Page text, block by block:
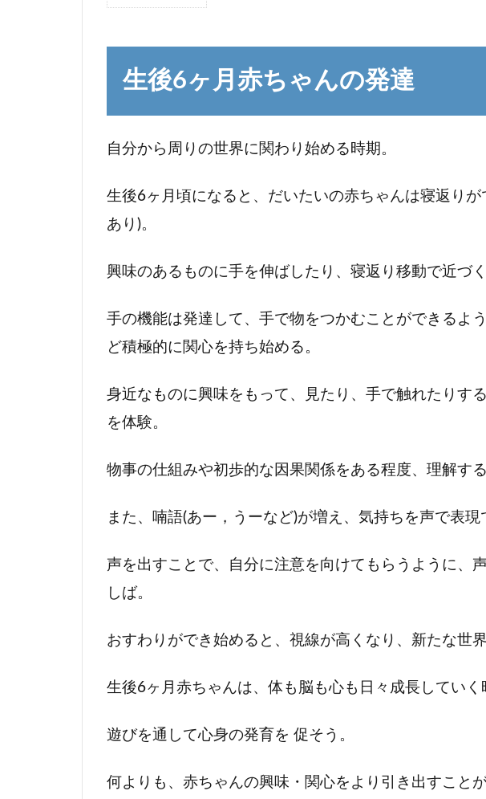
後6
ヶ
月
ゃ
の
発
達
生後
月赤
ちゃ
(身
体)発
1.2
6ヶ
ちゃ
んの
認知
発達
生
ヶ
ち
生後6ヶ月赤ちゃんの発達
自分から周りの世界に関わり始める時期。
生後6ヶ月頃になると、だいたいの赤ちゃんは寝返り
あり)。
興味のあるものに手を伸ばしたり、寝返り移動で近づく
手の機能は発達して、手で物をつかむことができるよ
ど積極的に関心を持ち始める。
身近なものに興味をもって、見たり、手で触れたりす
を体験。
物事の仕組みや初歩的な因果関係をある程度、理解す
また、喃語(あー，うーなど)が増え、気持ちを声で表現
声を出すことで、自分に注意を向けてもらうように、
しば。
おすわりができ始めると、視線が高くなり、新たな世界
生後6ヶ月赤ちゃんは、体も脳も心も日々成長していく
遊びを通して心身の発育を 促そう。
何よりも、赤ちゃんの興味・関心をより引き出すこと